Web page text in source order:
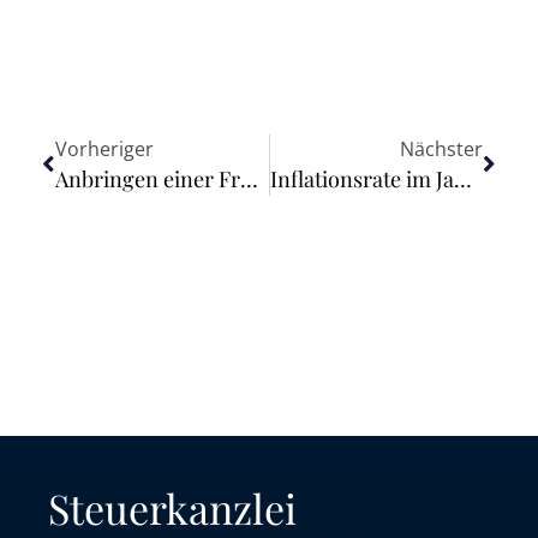
Vorheriger
Anbringen einer Frostschutz-Abdeckung am Auto gehört nicht zum Arbeitsweg
Nächster
Inflationsrate im Januar 2023 voraussichtlich +8,7 %
Steuerkanzlei